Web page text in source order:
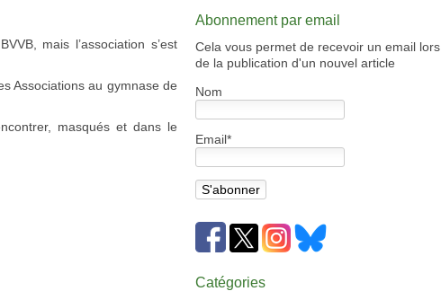
mais l’association s’est
Associations au gymnase de
masqués et dans le
Abonnement par email
Cela vous permet de recevoir un email lors
de la publication d'un nouvel article
Nom
Email*
Catégories